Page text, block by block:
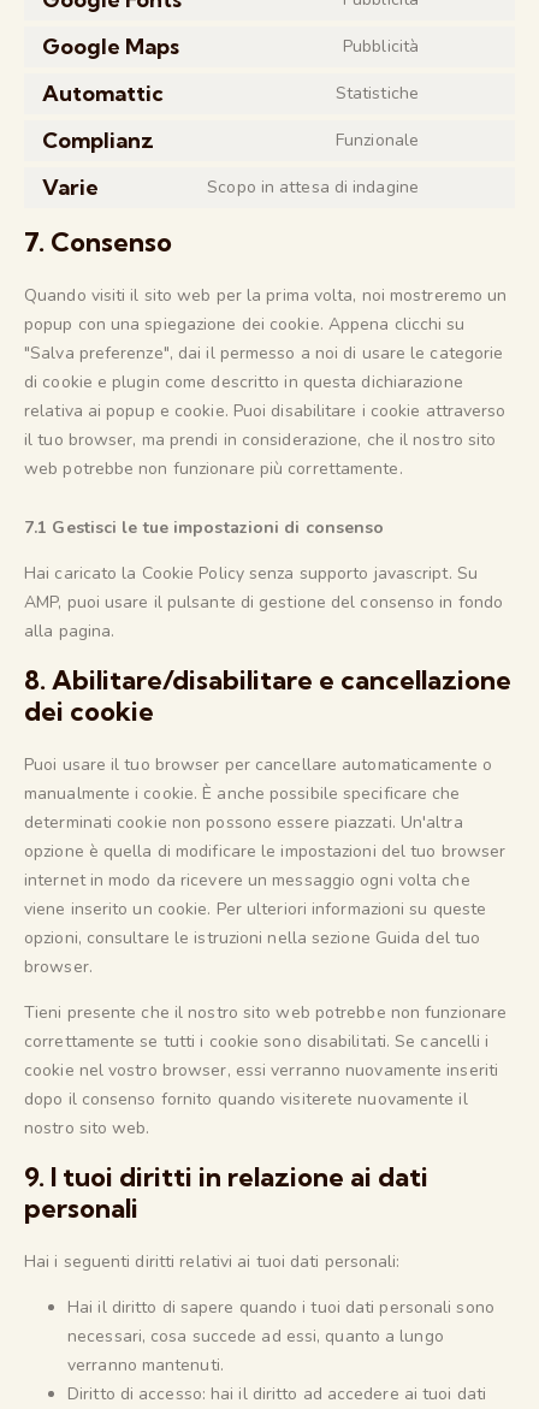
Google Maps Pubblicità
Automattic Statistiche
Complianz Funzionale
Varie Scopo in attesa di indagine
7. Consenso
Quando visiti il sito web per la prima volta, noi mostreremo un
popup con una spiegazione dei cookie. Appena clicchi su
"Salva preferenze", dai il permesso a noi di usare le categorie
di cookie e plugin come descritto in questa dichiarazione
relativa ai popup e cookie. Puoi disabilitare i cookie attraverso
il tuo browser, ma prendi in considerazione, che il nostro sito
web potrebbe non funzionare più correttamente.
7.1 Gestisci le tue impostazioni di consenso
Hai caricato la Cookie Policy senza supporto javascript. Su
AMP, puoi usare il pulsante di gestione del consenso in fondo
alla pagina.
8. Abilitare/disabilitare e cancellazione
dei cookie
Puoi usare il tuo browser per cancellare automaticamente o
manualmente i cookie. È anche possibile specificare che
determinati cookie non possono essere piazzati. Un'altra
opzione è quella di modificare le impostazioni del tuo browser
internet in modo da ricevere un messaggio ogni volta che
viene inserito un cookie. Per ulteriori informazioni su queste
opzioni, consultare le istruzioni nella sezione Guida del tuo
browser.
Tieni presente che il nostro sito web potrebbe non funzionare
correttamente se tutti i cookie sono disabilitati. Se cancelli i
cookie nel vostro browser, essi verranno nuovamente inseriti
dopo il consenso fornito quando visiterete nuovamente il
nostro sito web.
9. I tuoi diritti in relazione ai dati
personali
Hai i seguenti diritti relativi ai tuoi dati personali:
Hai il diritto di sapere quando i tuoi dati personali sono
necessari, cosa succede ad essi, quanto a lungo
verranno mantenuti.
Diritto di accesso: hai il diritto ad accedere ai tuoi dati